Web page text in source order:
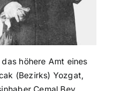
höhere Amt eines
(Bezirks) Yozgat,
Cemal Bey